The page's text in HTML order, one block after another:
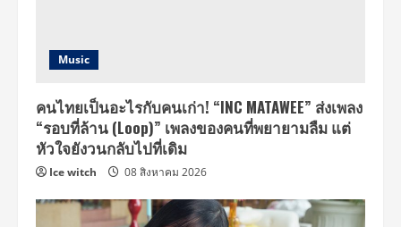
Music
คนไทยเป็นอะไรกับคนเก่า! “INC MATAWEE” ส่งเพลง
“รอบที่ล้าน (Loop)” เพลงของคนที่พยายามลืม แต่
หัวใจยังวนกลับไปที่เดิม
Ice witch 08 สิงหาคม 2026